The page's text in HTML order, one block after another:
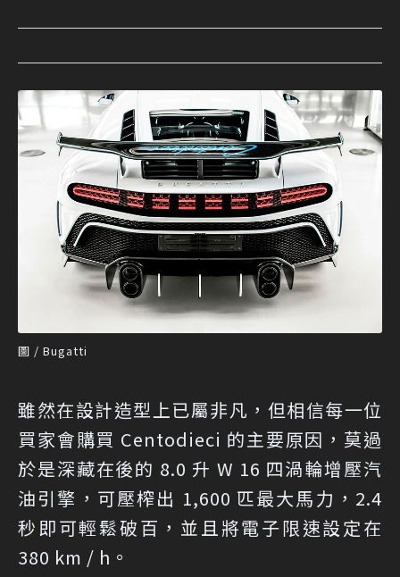
圖 / Bugatti
雖然在設計造型上已屬非凡，但相信每一位
買家會購買 Centodieci 的主要原因，莫過
於是深藏在後的 8.0 升 W 16 四渦輪增壓汽
油引擎，可壓榨出 1,600 匹最大馬力，2.4
秒即可輕鬆破百，並且將電子限速設定在
380 km / h。